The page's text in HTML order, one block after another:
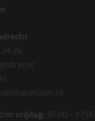
26
m vrijdag: 07:00 – 17:00